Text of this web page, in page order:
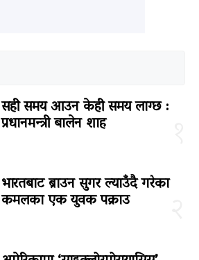
सही समय आउन केही समय लाग्छ :
प्रधानमन्त्री बालेन शाह
भारतबाट ब्राउन सुगर ल्याउँदै गरेका
कमलका एक युवक पक्राउ